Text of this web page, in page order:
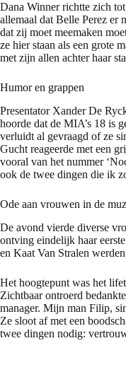
Dana Winner richtte zich
allemaal dat Belle Perez er
dat zij moet meemaken
ze hier staan als een grote
met zijn allen achter haar
Humor en grappen
Presentator Xander De
hoorde dat de MIA’s 18 is
verluidt al gevraagd of ze
Gucht reageerde met een
vooral van het nummer
ook de twee dingen die ik
Ode aan vrouwen in de
De avond vierde diverse
ontving eindelijk haar
en Kaat Van Stralen
Het hoogtepunt was het
Zichtbaar ontroerd
manager. Mijn man Filip,
Ze sloot af met een
twee dingen nodig: